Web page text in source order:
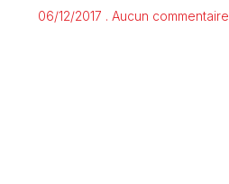
06/12/2017 Aucun commentaire